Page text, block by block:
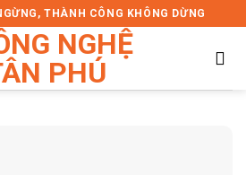
THÀNH CÔNG KHÔNG DỪNG